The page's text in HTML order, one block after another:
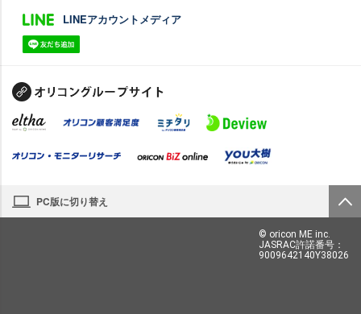
LINEアカウントメディア
PC版に切り替え
© oricon ME inc.
JASRAC許諾番号：
9009642140Y38026